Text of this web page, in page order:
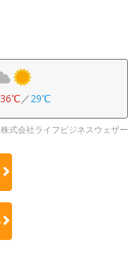
36℃／29℃
式会社ライフビジネスウェザー